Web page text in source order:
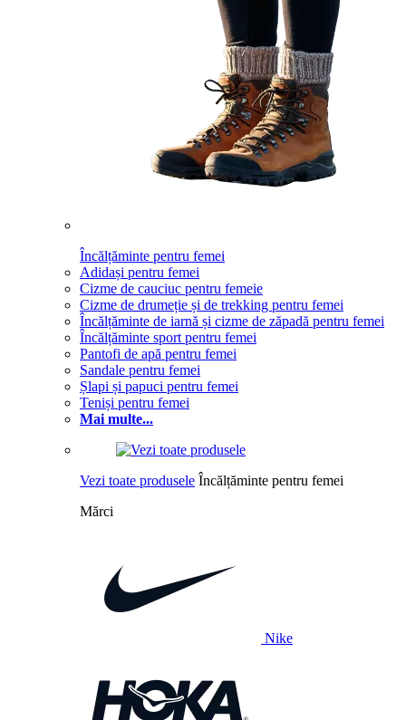
Încălțăminte pentru femei
Adidași pentru femei
Cizme de cauciuc pentru femeie
Cizme de drumeție și de trekking pentru femei
Încălțăminte de iarnă și cizme de zăpadă pentru femei
Încălțăminte sport pentru femei
Pantofi de apă pentru femei
Sandale pentru femei
Șlapi și papuci pentru femei
Teniși pentru femei
Mai multe...
Vezi toate produsele Încălțăminte pentru femei
Mărci
Nike